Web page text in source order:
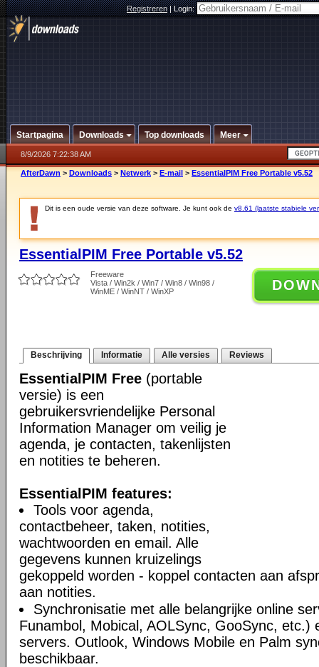
Registreren|Login:
Startpagina Downloads Top downloads Meer
8/9/2026 7:22:38 AM
AfterDawn > Downloads > Netwerk > E-mail > EssentialPIM Free Portable v5.52
Dit is een oude versie van deze software. Je kunt ook de v8.61 (laatste stabiele
EssentialPIM Free Portable v5.52
Freeware
Vista / Win2k / Win7 / Win8 / Win98 /
WinME / WinNT / WinXP
Beschrijving Informatie Alle versies Reviews
EssentialPIM Free (portable
versie) is een
gebruikersvriendelijke Personal
Information Manager om veilig je
agenda, je contacten, takenlijsten
en notities te beheren.
EssentialPIM features:
Tools voor agenda,
contactbeheer, taken, notities,
wachtwoorden en email. Alle
gegevens kunnen kruizelings
gekoppeld worden - koppel contacten aan
aan notities.
Synchronisatie met alle belangrijke online
Funambol, Mobical, AOLSync, GooSync, etc.)
servers. Outlook, Windows Mobile en Palm
beschikbaar.